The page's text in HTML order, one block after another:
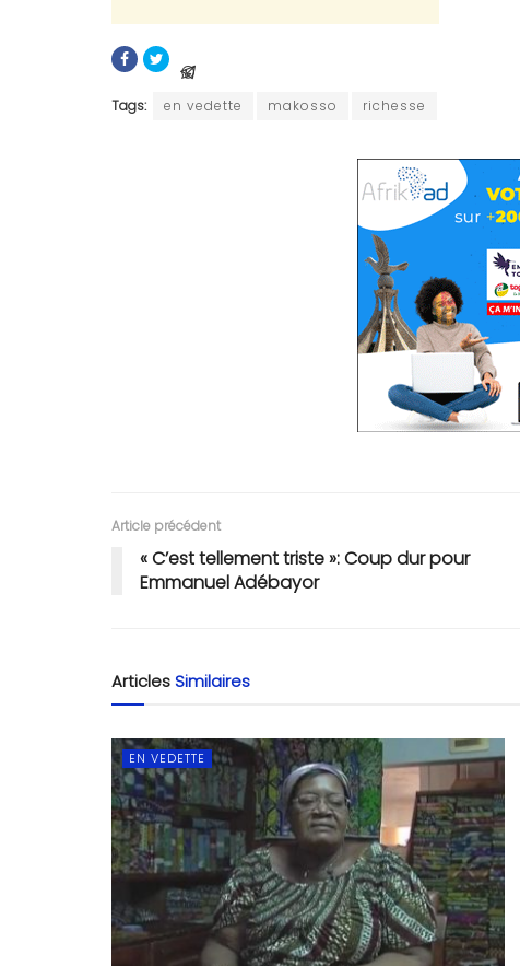
Tags: en vedette makosso richesse
Article précédent
« C’est tellement triste »: Coup dur pour
Emmanuel Adébayor
ArticlesSimilaires
EN VEDETTE